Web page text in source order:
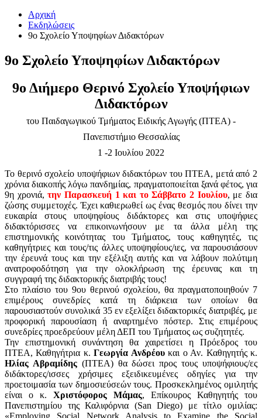
Αρχική
Εκδηλώσεις
9ο Σχολείο Υποψηφίων Διδακτόρων
9ο Σχολείο Υποψηφίων Διδακτόρων
9ο Διήμερο Θερινό Σχολείο Υποψήφιων
Διδακτόρων
του Παιδαγωγικού Τμήματος Ειδικής Αγωγής (ΠΤΕΑ) -
Πανεπιστήμιο Θεσσαλίας
1 -2 Ιουλίου 2022
Το θερινό σχολείο υποψήφιων διδακτόρων του ΠΤΕΑ, μετά από 2
χρόνια διακοπής λόγω πανδημίας, πραγματοποιείται ξανά φέτος, για
9η χρονιά,την Παρασκευή 1 και το Σάββατο 2 Ιουλίου, με δια
ζώσης συμμετοχές. Έχει καθιερωθεί ως ένας θεσμός που δίνει την
ευκαιρία στους υποψηφίους διδάκτορες και στις υποψήφιες
διδακτόρισσες να επικοινωνήσουν με τα άλλα μέλη της
επιστημονικής κοινότητας του Τμήματος, τους καθηγητές, τις
καθηγήτριες και τους/τις άλλες υποψηφίους/ιες, να παρουσιάσουν
την έρευνά τους και την εξέλιξη αυτής και να λάβουν πολύτιμη
ανατροφοδότηση για την ολοκλήρωση της έρευνας και τη
συγγραφή της διδακτορικής διατριβής τους!
Στο πλαίσιο του 9ου θερινού σχολείου, θα πραγματοποιηθούν 7
επιμέρους συνεδρίες κατά τη διάρκεια των οποίων θα
παρουσιαστούν συνολικά 35 εν εξελίξει διδακτορικές διατριβές, με
προφορική παρουσίαση ή αναρτημένο πόστερ. Στις επιμέρους
συνεδρίες προεδρεύουν μέλη ΔΕΠ του Τμήματος ως συζητητές.
Την επιστημονική συνάντηση θα χαιρετίσει η Πρόεδρος του
ΠΤΕΑ, Καθηγήτρια κ. Γεωργία Ανδρέουκαι ο Αν. Καθηγητής κ.
Ηλίας Αβραμίδης(ΠΤΕΑ) θα δώσει προς τους υποψήφιους/ες
διδάκτορες/ισσες χρήσιμες εξειδικευμένες οδηγίες για την
προετοιμασία των δημοσιεύσεών τους. Προσκεκλημένος ομιλητής
είναι ο κ. Χριστόφορος Μάμας, Επίκουρος Καθηγητής του
Πανεπιστημίου της Καλιφόρνια (San Diego) με τίτλο ομιλίας:
«Employing Social Network Analysis to Examine the Social